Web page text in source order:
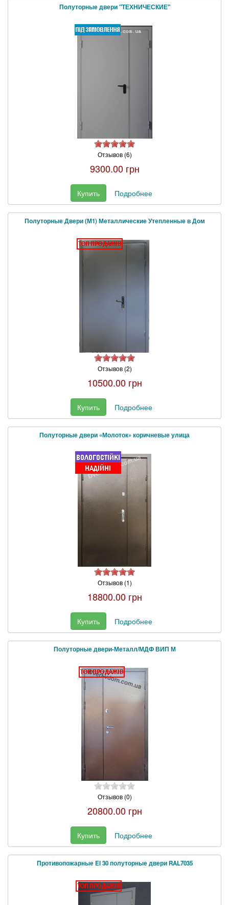
Полуторные двери "ТЕХНИЧЕСКИЕ"
Отзывов (6)
9300.00 грн
Купить Подробнее
Полуторные Двери (М1) Металлические Утепленные в Дом
Отзывов (2)
10500.00 грн
Купить Подробнее
Полуторные двери «Молоток» коричневые улица
Отзывов (1)
18800.00 грн
Купить Подробнее
Полуторные двери-Металл/МДФ ВИП М
Отзывов (0)
20800.00 грн
Купить Подробнее
Противопожарные EI 30 полуторные двери RAL7035